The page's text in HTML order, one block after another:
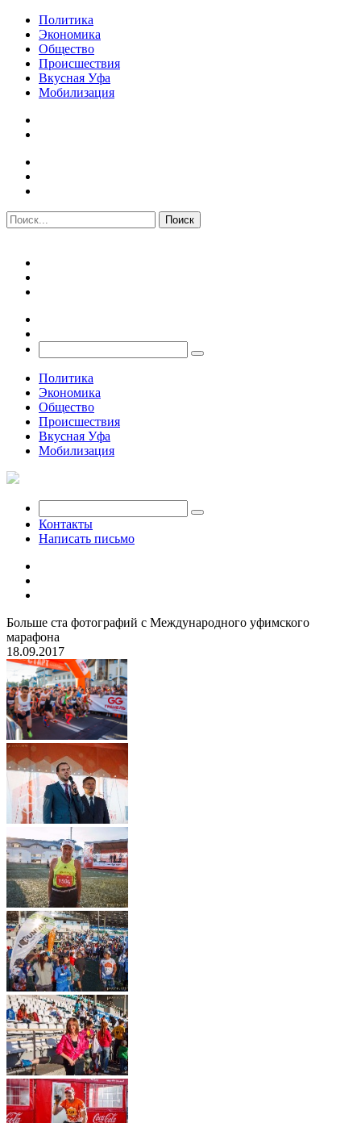
Политика
Экономика
Общество
Происшествия
Вкусная Уфа
Мобилизация
Политика
Экономика
Общество
Происшествия
Вкусная Уфа
Мобилизация
Контакты
Написать письмо
Больше ста фотографий с Международного уфимского
марафона
18.09.2017